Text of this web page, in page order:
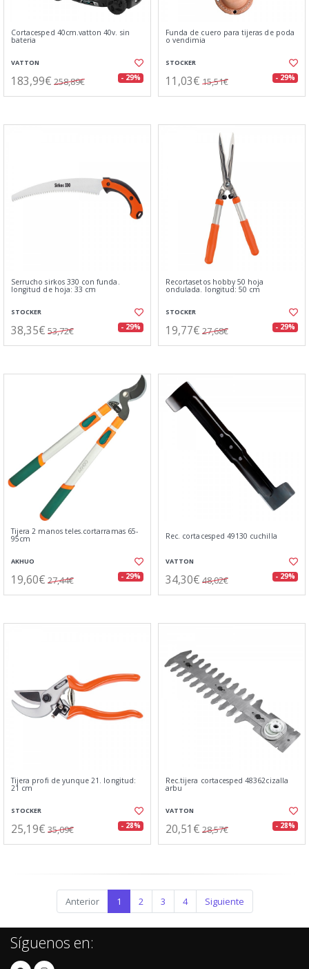
Cortacesped 40cm.vatton 40v. sin
bateria
VATTON
183,99€ 258,89€ - 29%
Funda de cuero para tijeras de poda
o vendimia
STOCKER
11,03€ 15,51€ - 29%
Serrucho sirkos 330 con funda.
longitud de hoja: 33 cm
STOCKER
38,35€ 53,72€ - 29%
Recortasetos hobby 50 hoja
ondulada. longitud: 50 cm
STOCKER
19,77€ 27,68€ - 29%
Tijera 2 manos teles.cortarramas 65-
95cm
AKHUO
19,60€ 27,44€ - 29%
Rec. cortacesped 49130 cuchilla
VATTON
34,30€ 48,02€ - 29%
Tijera profi de yunque 21. longitud:
21 cm
STOCKER
25,19€ 35,09€ - 28%
Rec.tijera cortacesped 48362cizalla
arbu
VATTON
20,51€ 28,57€ - 28%
Anterior 1 2 3 4 Siguiente
Síguenos en: